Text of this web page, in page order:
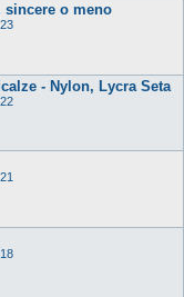
o meno
- Nylon, Lycra Seta